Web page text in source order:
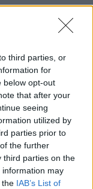
third parties, or
for
below opt-out
that after your
seeing
utilized by
parties prior to
the further
third parties on the
information may
the IAB’s List of